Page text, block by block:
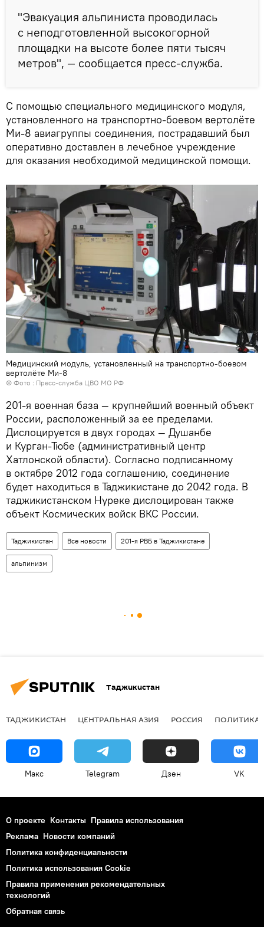
"Эвакуация альпиниста проводилась
с неподготовленной высокогорной
площадки на высоте более пяти тысяч
метров", — сообщается пресс-служба.
С помощью специального медицинского модуля,
установленного на транспортно-боевом вертолёте
Ми-8 авиагруппы соединения, пострадавший был
оперативно доставлен в лечебное учреждение
для оказания необходимой медицинской помощи.
Медицинский модуль, установленный на транспортно-боевом
вертолёте Ми-8
© Фото : Пресс-служба ЦВО МО РФ
201-я военная база — крупнейший военный объект
России, расположенный за ее пределами.
Дислоцируется в двух городах — Душанбе
и Курган-Тюбе (административный центр
Хатлонской области). Согласно подписанному
в октябре 2012 года соглашению, соединение
будет находиться в Таджикистане до 2042 года. В
таджикистанском Нуреке дислоцирован также
объект Космических войск ВКС России.
Таджикистан Все новости 201-я РВБ в Таджикистане
альпинизм
Таджикистан
ТАДЖИКИСТАН ЦЕНТРАЛЬНАЯ АЗИЯ РОССИЯ ПОЛИТИКА
Макс Telegram Дзен VK
О проекте Контакты Правила использования
Реклама Новости компаний
Политика конфиденциальности
Политика использования Cookie
Правила применения рекомендательных
технологий
Обратная связь